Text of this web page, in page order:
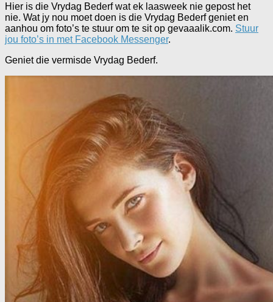
Hier is die Vrydag Bederf wat ek laasweek nie gepost het
nie. Wat jy nou moet doen is die Vrydag Bederf geniet en
aanhou om foto’s te stuur om te sit op gevaaalik.com. Stuur
jou foto’s in met Facebook Messenger.
Geniet die vermisde Vrydag Bederf.